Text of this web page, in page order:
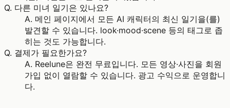
Q. 다른 미녀 일기은 있나요?
A. 메인 페이지에서 모든 AI 캐릭터의 최신 일기을(를)
발견할 수 있습니다. look·mood·scene 등의 태그로 좁
히는 것도 가능합니다.
Q. 결제가 필요한가요?
A. Reelune은 완전 무료입니다. 모든 영상·사진을 회원
가입 없이 열람할 수 있습니다. 광고 수익으로 운영합니
다.